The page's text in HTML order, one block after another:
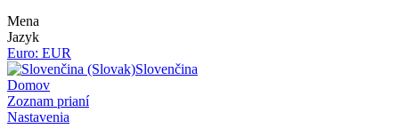
Mena
Jazyk
Euro: EUR
Slovenčina
Domov
Zoznam prianí
Nastavenia